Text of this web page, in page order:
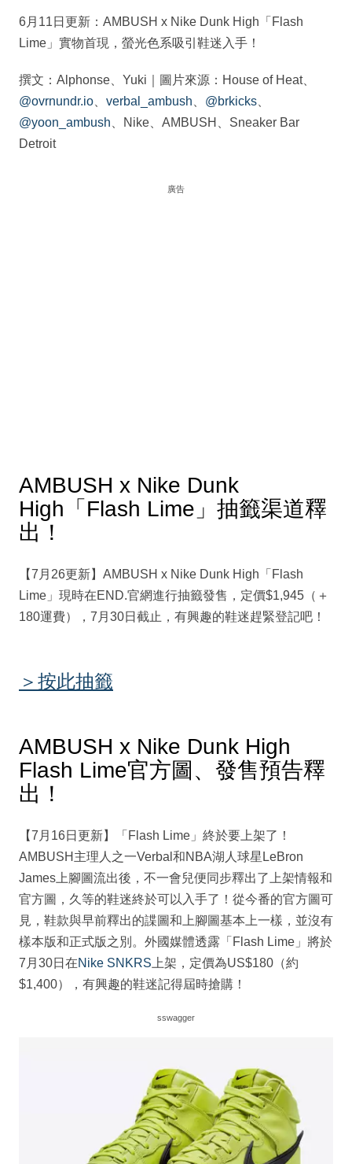
6月11日更新：AMBUSH x Nike Dunk High「Flash
Lime」實物首現，螢光色系吸引鞋迷入手！
撰文：Alphonse、Yuki｜圖片來源：House of Heat、
@ovrnundr.io
verbal_ambush @brkicks
@yoon_ambush 、Nike、AMBUSH、Sneaker Bar
Detroit
廣告
AMBUSH x Nike Dunk
High「Flash Lime」抽籤渠道釋
出！
【7月26更新】AMBUSH x Nike Dunk High「Flash
Lime」現時在END.官網進行抽籤發售，定價$1,945（＋
180運費），7月30日截止，有興趣的鞋迷趕緊登記吧！
＞按此抽籤
AMBUSH x Nike Dunk High
Flash Lime官方圖、發售預告釋
出！
【7月16日更新】「Flash Lime」終於要上架了！
AMBUSH主理人之一Verbal和NBA湖人球星LeBron
James上腳圖流出後，不一會兒便同步釋出了上架情報和
官方圖，久等的鞋迷終於可以入手了！從今番的官方圖可
見，鞋款與早前釋出的諜圖和上腳圖基本上一樣，並沒有
樣本版和正式版之別。外國媒體透露「Flash Lime」將於
7月30日在Nike SNKRS 上架，定價為US$180（約
$1,400），有興趣的鞋迷記得屆時搶購！
sswagger